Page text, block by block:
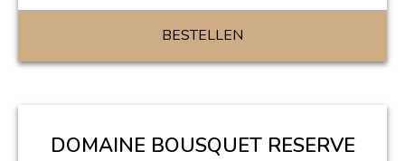
BESTELLEN
DOMAINE BOUSQUET RESERVE